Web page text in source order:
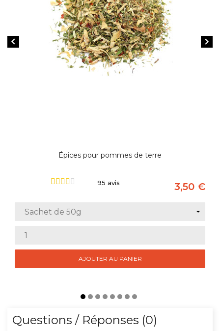
Épices pour pommes de terre
95 avis 3,50 €
AJOUTER AU PANIER
 
Questions / Réponses (0)